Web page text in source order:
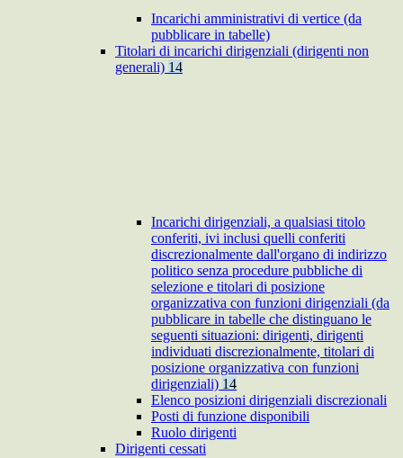
Incarichi amministrativi di vertice (da
pubblicare in tabelle)
Titolari di incarichi dirigenziali (dirigenti non
generali) 14
Incarichi dirigenziali, a qualsiasi titolo
conferiti, ivi inclusi quelli conferiti
discrezionalmente dall'organo di indirizzo
politico senza procedure pubbliche di
selezione e titolari di posizione
organizzativa con funzioni dirigenziali (da
pubblicare in tabelle che distinguano le
seguenti situazioni: dirigenti, dirigenti
individuati discrezionalmente, titolari di
posizione organizzativa con funzioni
dirigenziali) 14
Elenco posizioni dirigenziali discrezionali
Posti di funzione disponibili
Ruolo dirigenti
Dirigenti cessati